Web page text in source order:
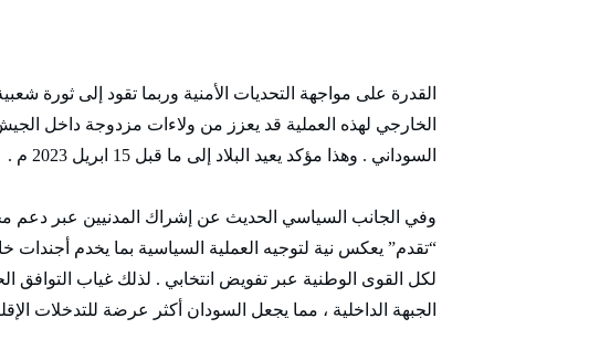
القدرة على مواجهة التحديات الأمنية وربما تقود إلى ثورة
الخارجي لهذه العملية قد يعزز من ولاءات مزدوجة داخل
السوداني . وهذا مؤكد يعيد البلاد إلى ما قبل 15 ابريل 2023 م .
وفي الجانب السياسي الحديث عن إشراك المدنيين عبر دعم
“تقدم” يعكس نية لتوجيه العملية السياسية بما يخدم
لكل القوى الوطنية عبر تفويض انتخابي . لذلك غياب
الجبهة الداخلية ، مما يجعل السودان أكثر عرضة للتدخلات